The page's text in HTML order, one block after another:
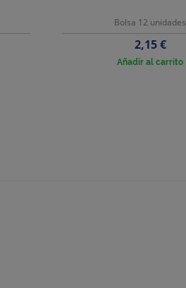
Bolsa 12 unidades
Precio
2,15 €
Añadir al carrito